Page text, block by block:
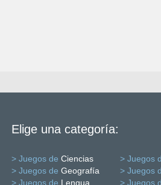
Elige una categoría:
> Juegos de Ciencias
> Juegos
> Juegos de Geografía
> Juegos
> Juegos de Lengua > Juegos